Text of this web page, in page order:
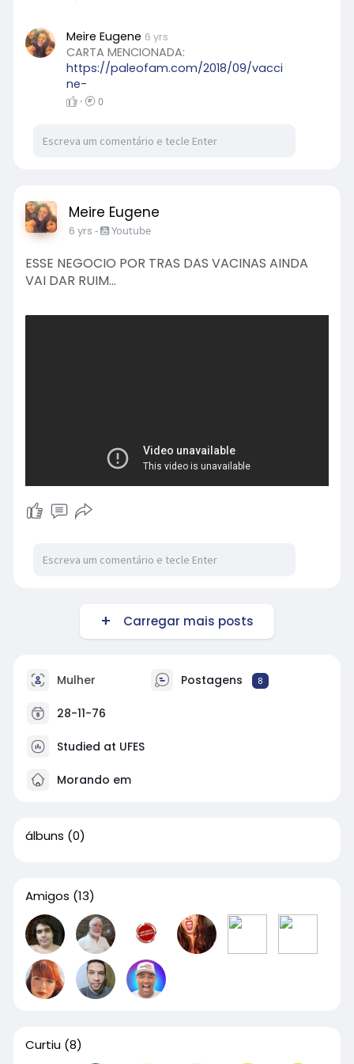
Meire Eugene 6 yrs
CARTA MENCIONADA:
https://paleofam.com/2018/09/vacci
ne-
· 0
Meire Eugene
6 yrs - Youtube
ESSE NEGOCIO POR TRAS DAS VACINAS AINDA
VAI DAR RUIM...
Carregar mais posts
Mulher Postagens 8
28-11-76
Studied at UFES
Morando em
álbuns (0)
Amigos (13)
Curtiu (8)